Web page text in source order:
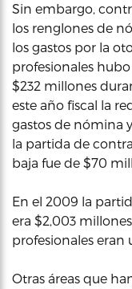
Sin embargo,
los renglones de
los gastos por la
profesionales
$232 millones
este año fiscal la
gastos de nómina
la partida de
baja fue de $70
En el 2009 la
era $2,003
profesionales eran
Otras áreas que